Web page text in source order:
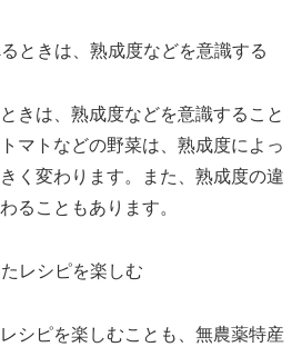
ときは、熟成度などを意識する
きは、熟成度などを意識すること
マトなどの野菜は、熟成度によっ
く変わります。また、熟成度の違
ることもあります。
レシピを楽しむ
シピを楽しむことも、無農薬特産